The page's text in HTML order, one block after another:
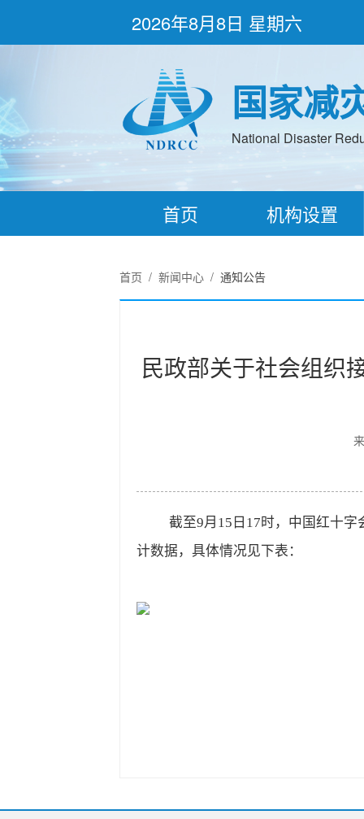
2026年8月8日 星期六
国家减
National Disaster
首页 机构设置
首页 / 新闻中心/ 通知公告
民政部关于社会组织
截至9月15日17时，中国红十
计数据，具体情况见下表：